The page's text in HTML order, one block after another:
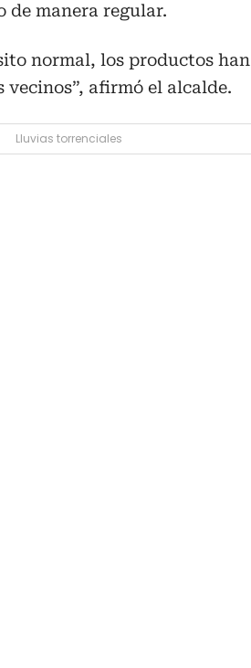
de manera regular.
normal, los productos han
afirmó el alcalde.
Lluvias torrenciales